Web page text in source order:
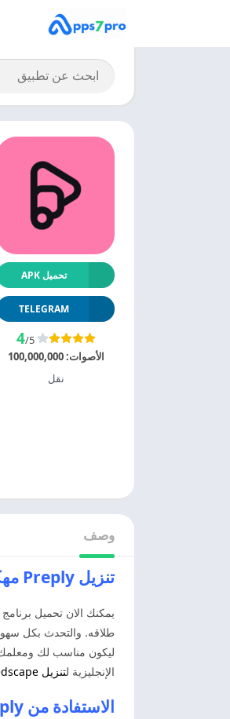
تحميل APK
TELEGRAM
4/5
الأصوات:100,000,000
نقل
وصف
تنزيل Preply مهكر 2026 : تطبيق تعلم اللغات اخر اصدار مجانا
يمكنك الان تحميل برنامج
الإنجليزية لتنزيل Medscape
الاستفادة من Preply مهكر